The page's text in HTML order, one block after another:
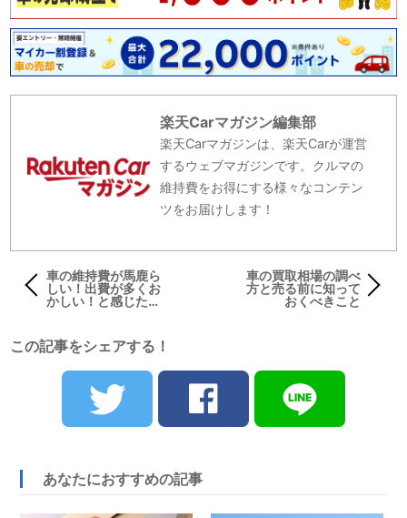
楽天Carマガジン編集部
楽天Carマガジンは、楽天Carが運営
するウェブマガジンです。クルマの
維持費をお得にする様々なコンテン
ツをお届けします！
車の維持費が馬鹿ら
しい！出費が多くお
かしい！と感じたら
車の買取相場の調べ
方と売る前に知って
おくべきこと
この記事をシェアする！
あなたにおすすめの記事